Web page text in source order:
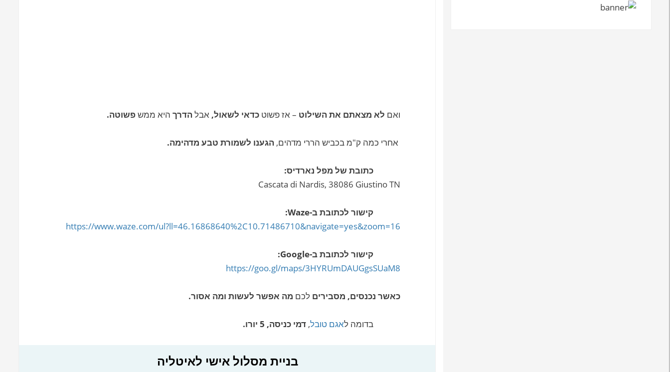
ואם לא מצאתם את השילוט – אז פשוטכדאי לשאול, אבלהדרך היא ממשפשוטה.
אחרי כמה ק"מ בכביש הררי מדהים,הגענו לשמורת טבע מדהימה.
כתובת של מפל נארדיס:
Cascata di Nardis, 38086 Giustino TN
קישור לכתובת ב-Waze:
https://www.waze.com/ul?ll=46.16868640%2C10.71486710&navigate=yes&zoom=16
קישור לכתובת ב-Google:
https://goo.gl/maps/3HYRUmDAUGgsSUaM8
כאשר נכנסים, מסבירים לכם מה אפשר לעשות ומה אסור.
בדומה לאגם טובל,דמי כניסה, 5 יורו.
בניית מסלול אישי לאיטליה